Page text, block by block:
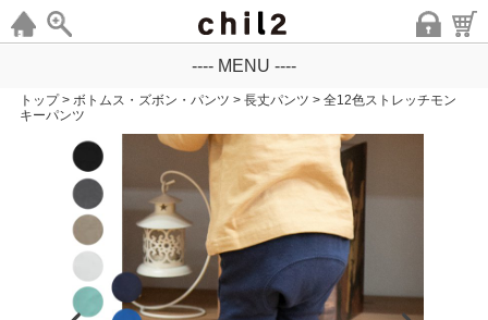
---- MENU ----
トップ > ボトムス・ズボン・パンツ > 長丈パンツ > 全12色ストレッチモン
キーパンツ